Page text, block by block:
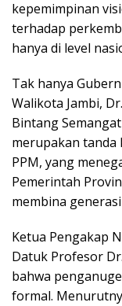
kepemimpinan
terhadap
hanya di level
Tak hanya
Walikota Jambi,
Bintang
merupakan
PPM, yang
Pemerintah
membina
Ketua Pengakap
Datuk Profesor
bahwa
formal.